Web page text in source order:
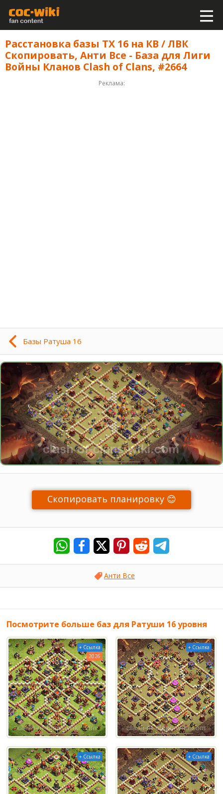
Расстановка базы ТХ 16 на КВ / ЛВК
Скопировать, Анти Все - База для Лиги
Войны Кланов Clash of Clans, #2664
Реклама:
Базы Ратуша 16
Скопировать планировку 😊
Анти Все
Посмотрите больше баз для Ратуши 16 уровня
+ Ссылка
2026
+ Ссылка
+ Ссылка + Ссылка